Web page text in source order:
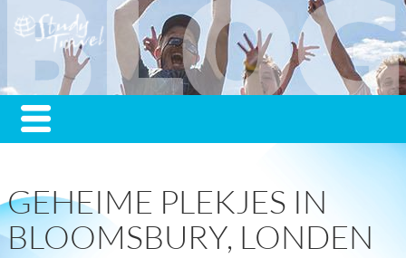
GEHEIME PLEKJES IN
BLOOMSBURY, LONDEN